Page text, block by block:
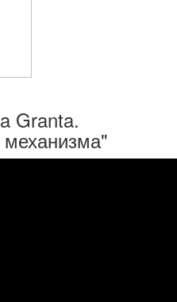
Granta.
механизма"